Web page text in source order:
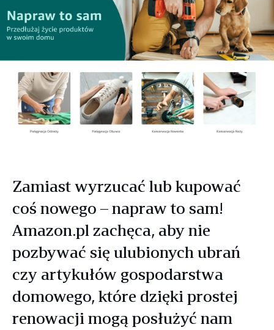
Zamiast wyrzucać lub kupować
coś nowego – napraw to sam!
Amazon.pl zachęca, aby nie
pozbywać się ulubionych ubrań
czy artykułów gospodarstwa
domowego, które dzięki prostej
renowacji mogą posłużyć nam